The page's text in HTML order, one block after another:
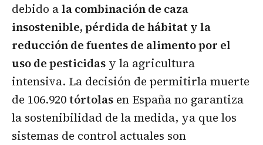
debido ala combinación de caza
insostenible, pérdida de hábitat y la
reducción de fuentes de alimento por el
uso de pesticidas y la agricultura
intensiva. La decisión de permitirla muerte
de 106.920tórtolas en España no garantiza
la sostenibilidad de la medida, ya que los
sistemas de control actuales son